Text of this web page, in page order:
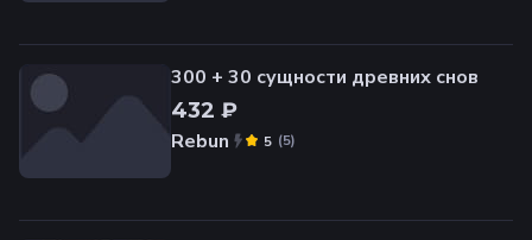
300 + 30 сущности древних снов
432 ₽
Rebun
(5)
5